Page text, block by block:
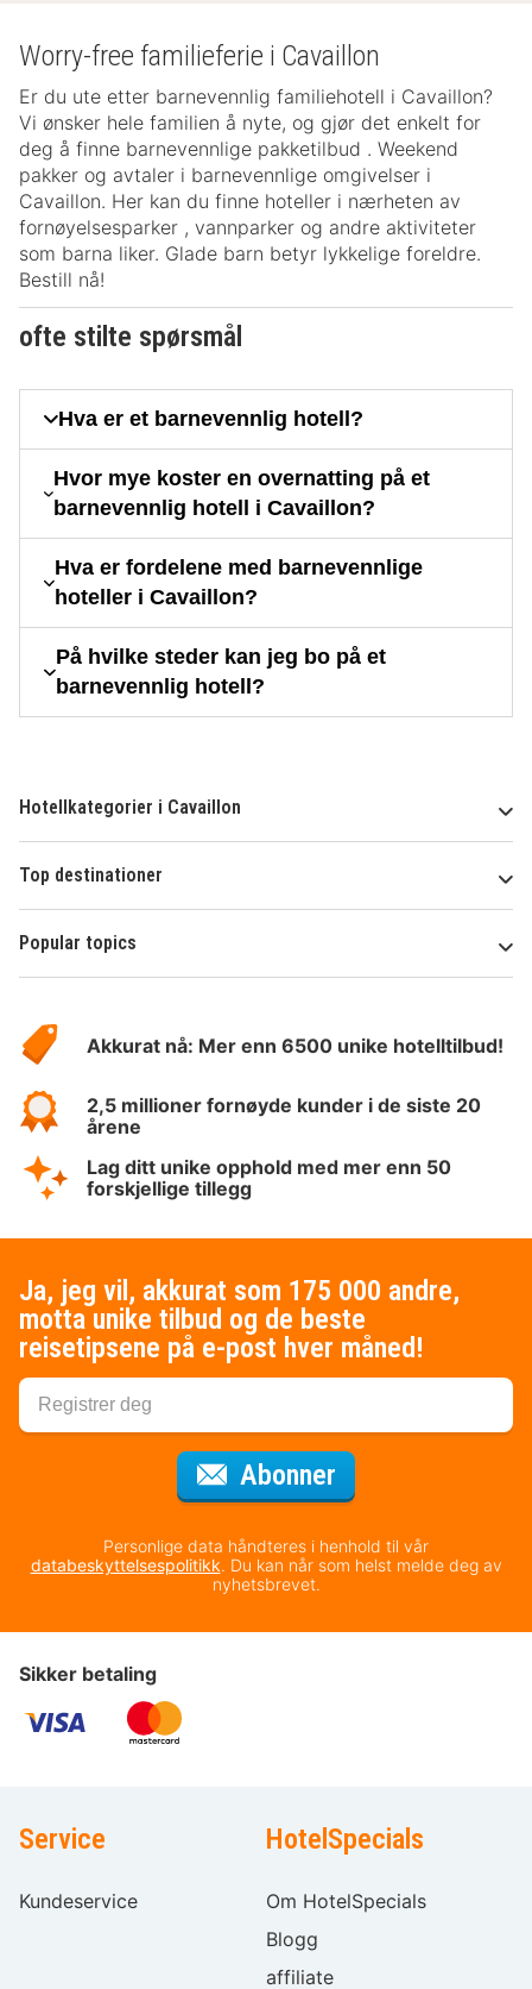
Worry-free familieferie i Cavaillon
Er du ute etter barnevennlig familiehotell i Cavaillon?
Vi ønsker hele familien å nyte, og gjør det enkelt for
deg å finne barnevennlige pakketilbud . Weekend
pakker og avtaler i barnevennlige omgivelser i
Cavaillon. Her kan du finne hoteller i nærheten av
fornøyelsesparker , vannparker og andre aktiviteter
som barna liker. Glade barn betyr lykkelige foreldre.
Bestill nå!
ofte stilte spørsmål
Hva er et barnevennlig hotell?
Hvor mye koster en overnatting på et
barnevennlig hotell i Cavaillon?
Hva er fordelene med barnevennlige
hoteller i Cavaillon?
På hvilke steder kan jeg bo på et
barnevennlig hotell?
Hotellkategorier i Cavaillon
Top destinationer
Popular topics
Hotelspecials
Akkurat nå: Mer enn 6500 unike hotelltilbud!
2,5 millioner fornøyde kunder i de siste 20
årene
Lag ditt unike opphold med mer enn 50
forskjellige tillegg
Ja, jeg vil, akkurat som 175 000 andre,
motta unike tilbud og de beste
reisetipsene på e-post hver måned!
Abonner
Personlige data håndteres i henhold til vår
databeskyttelsespolitikk. Du kan når som helst melde deg av
nyhetsbrevet.
Sikker betaling
Service
Kundeservice
HotelSpecials
Om HotelSpecials
Blogg
affiliate